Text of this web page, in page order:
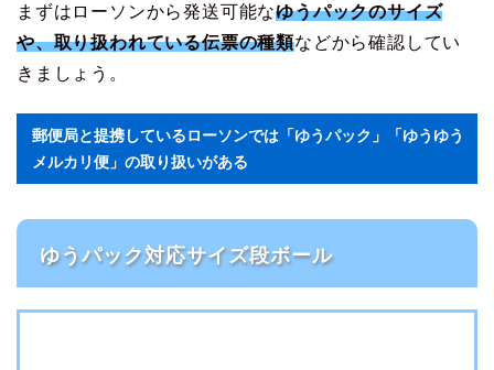
まずはローソンから発送可能なゆうパックのサイズ
や、取り扱われている伝票の種類などから確認してい
きましょう。
郵便局と提携しているローソンでは「ゆうパック」「ゆうゆう
メルカリ便」の取り扱いがある
ゆうパック対応サイズ段ボール